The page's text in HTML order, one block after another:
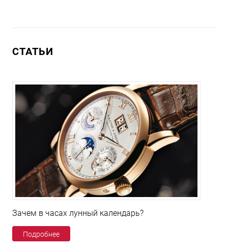
СТАТЬИ
Зачем в часах лунный календарь?
Подробнее